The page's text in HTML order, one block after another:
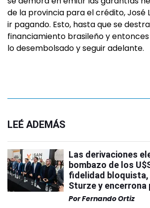
de la provincia para el crédito, José
ir pagando. Esto, hasta que se
financiamiento brasileño y
lo desembolsado y seguir adelante.
LEÉ ADEMÁS
Las derivaciones
bombazo de los
fidelidad bloquista,
Sturze y encerrona
PorFernando Ortiz